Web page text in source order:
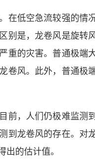
低空急流较强的情
别是，龙卷风是旋转
重的灾害。普通极端
卷风。此外，普通极
，人们仍极难监测
到龙卷风的存在。对
出的估计值。